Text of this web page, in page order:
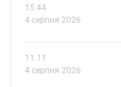
15.44
4 серпня 2026
11.11
4 серпня 2026